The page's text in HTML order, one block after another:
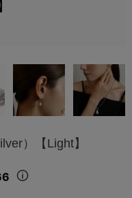
）【Light】